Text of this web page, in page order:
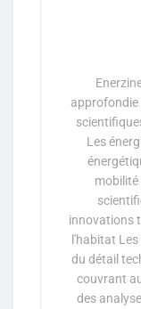
approfondie
Les
innovations
l'habitat
du détail
couvrant
des